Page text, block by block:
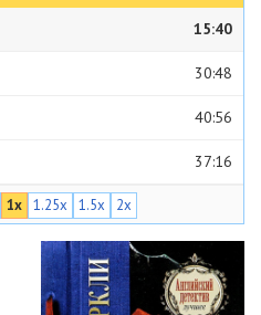
15:40
30:48
40:56
37:16
37:28
28:25
1x 1.25x 1.5x 2x